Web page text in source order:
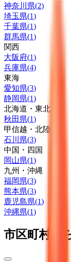
神奈川県(2)
埼玉県(1)
千葉県(1)
群馬県(1)
関西
大阪府(1)
兵庫県(4)
東海
愛知県(3)
静岡県(1)
北海道・東北
秋田県(1)
甲信越・北陸
石川県(3)
中国・四国
岡山県(1)
九州・沖縄
福岡県(3)
熊本県(3)
鹿児島県(1)
沖縄県(1)
市区町村か